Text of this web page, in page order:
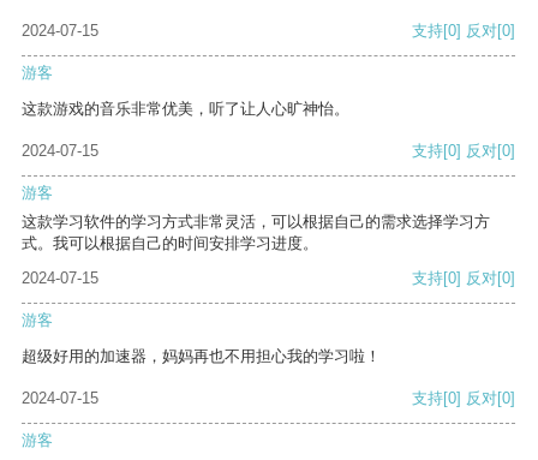
2024-07-15 支持[0] 反对[0]
游客
这款游戏的音乐非常优美，听了让人心旷神怡。
2024-07-15 支持[0] 反对[0]
游客
这款学习软件的学习方式非常灵活，可以根据自己的需求选择学习方
式。我可以根据自己的时间安排学习进度。
2024-07-15
支持[0] 反对[0]
游客
超级好用的加速器，妈妈再也不用担心我的学习啦！
2024-07-15 支持[0] 反对[0]
游客